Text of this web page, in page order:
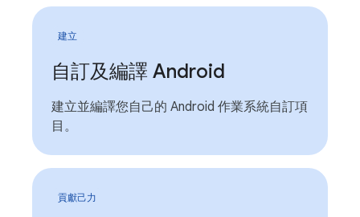
建立
自訂及編譯 Android
建立並編譯您自己的 Android 作業系統自訂項
目。
貢獻己力